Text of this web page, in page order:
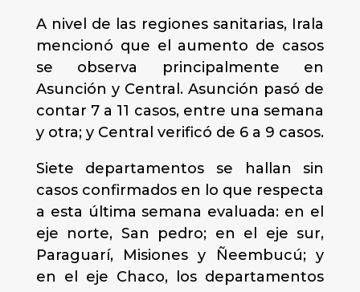
A nivel de las regiones sanitarias, Irala
mencionó que el aumento de casos
se observa principalmente en
Asunción y Central. Asunción pasó de
contar 7 a 11 casos, entre una semana
y otra; y Central verificó de 6 a 9 casos.
Siete departamentos se hallan sin
casos confirmados en lo que respecta
a esta última semana evaluada: en el
eje norte, San pedro; en el eje sur,
Paraguarí, Misiones y Ñeembucú; y
en el eje Chaco, los departamentos